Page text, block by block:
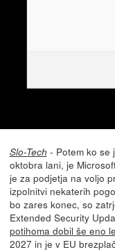
Slo-Tech - Potem ko se
oktobra lani, je
je za podjetja na voljo
izpolnitvi nekaterih
bo zares konec, so
Extended Security
potihoma dobil še eno
2027 in je v EU